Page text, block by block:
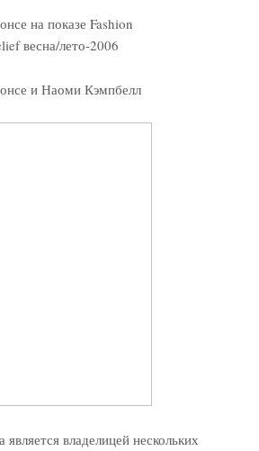
владелицей нескольких